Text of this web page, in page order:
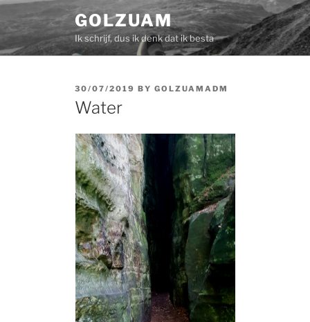
Skip
to
content
GOLZUAM
Ik schrijf, dus ik denk dat ik besta
POSTED
ON
30/07/2019 BYGOLZUAMADM
Water